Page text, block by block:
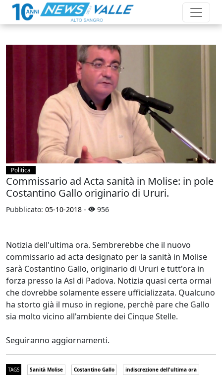
Politica
Commissario ad Acta sanità in Molise: in pole
Costantino Gallo originario di Ururi.
Pubblicato: 05-10-2018 - 956
Notizia dell'ultima ora. Sembrerebbe che il nuovo
commissario ad acta designato per la sanità in Molise
sarà Costantino Gallo, originario di Ururi e tutt'ora in
forza presso la Asl di Padova. Notizia quasi certa ormai
che dovrebbe solamente essere ufficializzata. Qualcuno
ha storto già il muso in regione, perchè pare che Gallo
sia molto vicino all'ambiente dei Cinque Stelle.
Seguiranno aggiornamenti.
TAGS Sanità Molise Costantino Gallo
indiscrezione dell'ultima ora